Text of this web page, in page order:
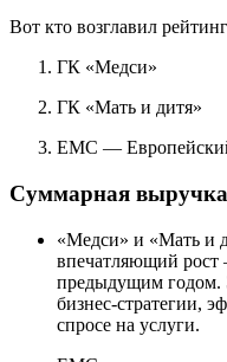
Вот кто возглавил
ГК «Медси»
ГК «Мать и дитя»
EMC —
Суммарная
«Медси» и «Мать и
впечатляющий
предыдущим годом.
бизнес-стратегии,
спросе на услуги.